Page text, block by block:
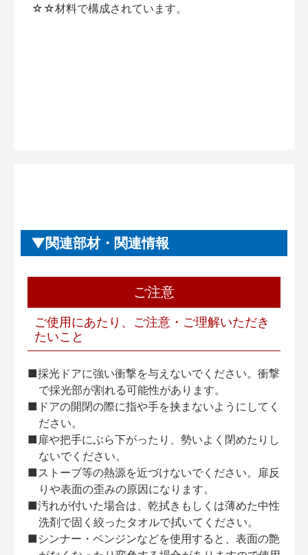
☆☆材料で構成されています。
関連部材・関連情報
ご注意
ご使用にあたり、ご注意・ご理解いただき
たいこと
■採光ドアに強い衝撃を与えないでください。衝撃
で採光部が割れる可能性があります。
■ドアの開閉の際に指や手を挟まないようにしてく
ださい。
■扉や把手にぶら下がったり、勢いよく閉めたりし
ないでください。
■ストーブ等の熱源を近づけないでください。扉反
りや表面の歪みの原因になります。
■汚れが付いた場合は、乾拭きもしくは薄めた中性
洗剤で固く絞ったタオルで拭いてください。
■シンナー・ベンジンなどを使用すると、表面の艶